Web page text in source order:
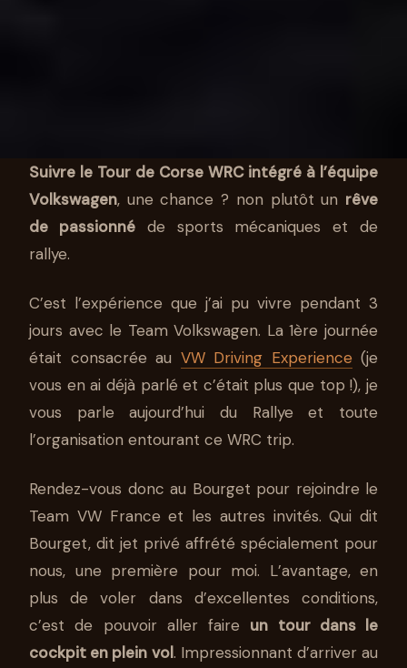
LE TOUR DE CORSE 2016 AVEC
20 OCT 2016 7 MIN DE LECTURESTÉPHANE SEGURA
Suivre le Tour de Corse WRC intégré à l’équipe
Volkswagen, une chance ? non plutôt un rêve
de passionnéde sports mécaniques et de
rallye.
C’est l’expérience que j’ai pu vivre pendant 3
jours avec le Team Volkswagen. La 1ère journée
était consacrée au VW Driving Experience(je
vous en ai déjà parlé et c’était plus que top !), je
vous parle aujourd’hui du Rallye et toute
l’organisation entourant ce WRC trip.
Rendez-vous donc au Bourget pour rejoindre le
Team VW France et les autres invités. Qui dit
Bourget, dit jet privé affrété spécialement pour
nous, une première pour moi. L’avantage, en
plus de voler dans d’excellentes conditions,
c’est de pouvoir aller faire un tour dans le
cockpit en plein vol. Impressionnant d’arriver au